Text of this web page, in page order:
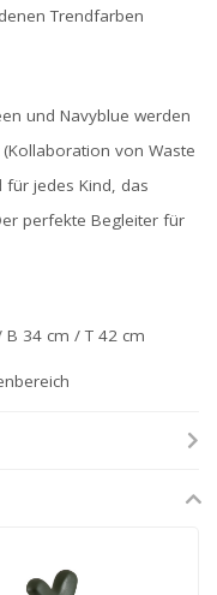
Trendfarben
und Navyblue werden
von Waste
für jedes Kind, das
perfekte Begleiter für
B 34 cm / T 42 cm